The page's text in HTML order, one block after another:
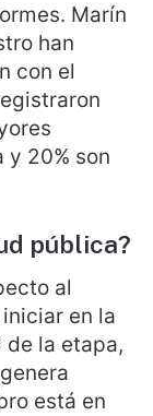
Marín
han
con el
20% son
pública?
al
en la
la etapa,
está en